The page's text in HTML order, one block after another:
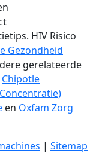
HIV Risico
Gezondheid
gerelateerde
Chipotle
en Oxfam Zorg
| Sitemap